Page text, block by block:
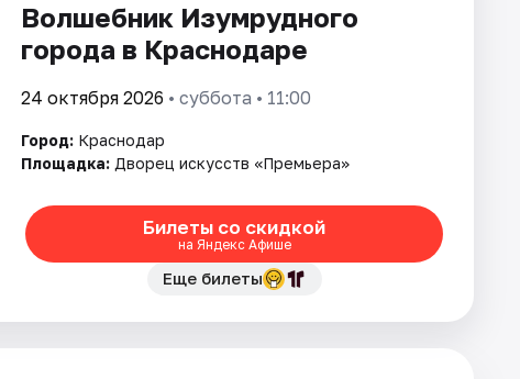
Волшебник Изумрудного
города в Краснодаре
24 октября 2026 • суббота • 11:00
Город: Краснодар
Площадка: Дворец искусств «Премьера»
Билеты со скидкой
на Яндекс Афише
Еще билеты